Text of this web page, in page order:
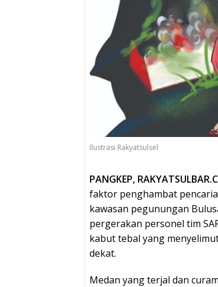
Ilustrasi Rakyatsulsel
PANGKEP,
faktor penghambat
kawasan pegunungan
pergerakan personel tim
kabut tebal yang
dekat.
Medan yang terjal dan